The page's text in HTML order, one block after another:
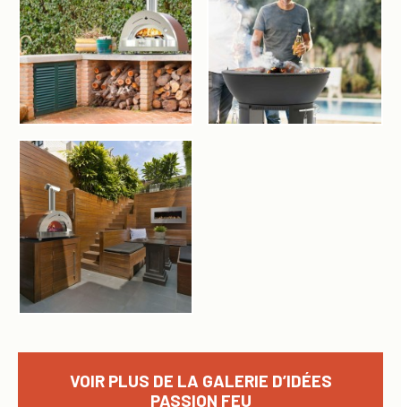
VOIR PLUS DE LA GALERIE D’IDÉES
PASSION FEU